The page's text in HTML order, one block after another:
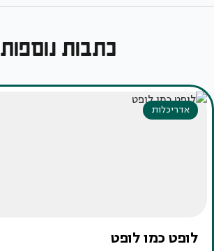
כתבות נוספות
אדריכלות
לופט כמו לופט